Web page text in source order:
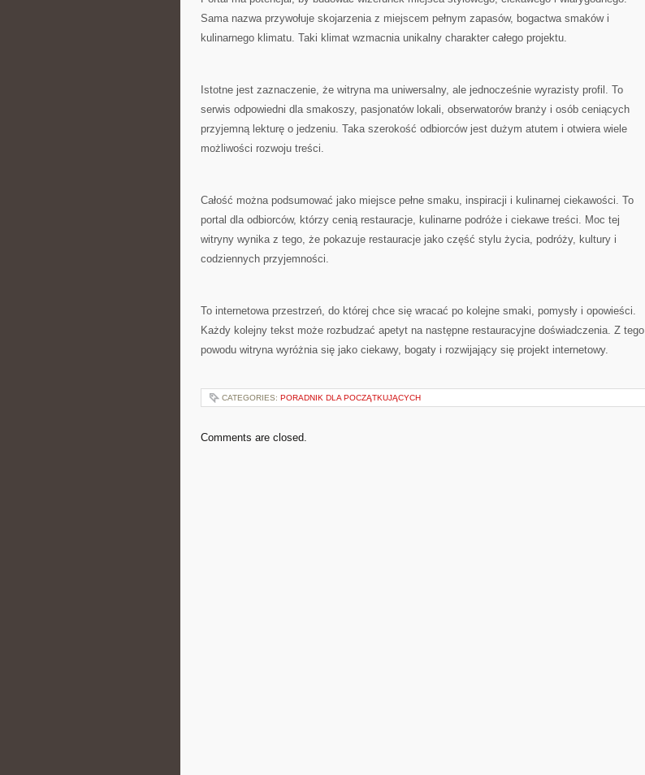
Sama nazwa przywołuje skojarzenia z miejscem pełnym zapasów, bogactwa smaków i
kulinarnego klimatu. Taki klimat wzmacnia unikalny charakter całego projektu.
Istotne jest zaznaczenie, że witryna ma uniwersalny, ale jednocześnie wyrazisty profil. To
serwis odpowiedni dla smakoszy, pasjonatów lokali, obserwatorów branży i osób ceniących
przyjemną lekturę o jedzeniu. Taka szerokość odbiorców jest dużym atutem i otwiera wiele
możliwości rozwoju treści.
Całość można podsumować jako miejsce pełne smaku, inspiracji i kulinarnej ciekawości. To
portal dla odbiorców, którzy cenią restauracje, kulinarne podróże i ciekawe treści. Moc tej
witryny wynika z tego, że pokazuje restauracje jako część stylu życia, podróży, kultury i
codziennych przyjemności.
To internetowa przestrzeń, do której chce się wracać po kolejne smaki, pomysły i opowieści.
Każdy kolejny tekst może rozbudzać apetyt na następne restauracyjne doświadczenia. Z tego
powodu witryna wyróżnia się jako ciekawy, bogaty i rozwijający się projekt internetowy.
CATEGORIES: PORADNIK DLA POCZĄTKUJĄCYCH
Comments are closed.